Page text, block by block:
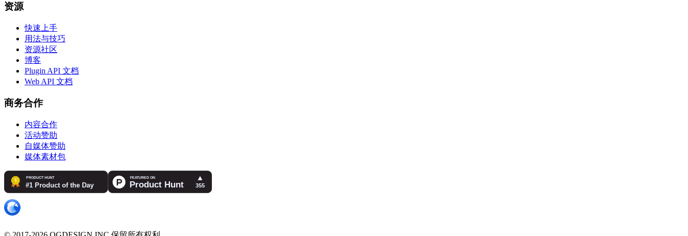
资源
快速上手
用法与技巧
资源社区
博客
Plugin API 文档
Web API 文档
商务合作
内容合作
活动赞助
自媒体赞助
媒体素材包